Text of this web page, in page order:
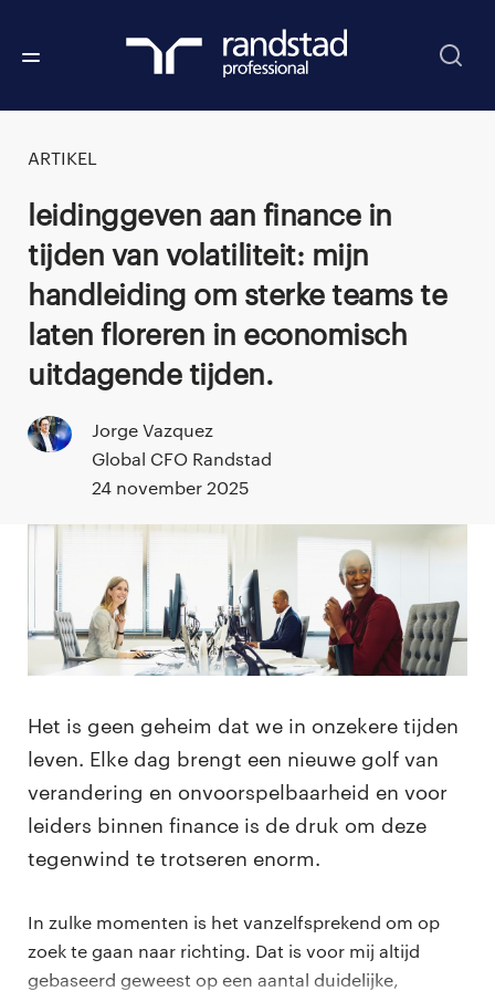
ARTIKEL
Leidinggeven aan finance in
tijden van volatiliteit: mijn
handleiding om sterke teams te
laten floreren in economisch
uitdagende tijden.
Jorge Vazquez
Global CFO Randstad
24 november 2025
Het is geen geheim dat we in onzekere tijden
leven. Elke dag brengt een nieuwe golf van
verandering en onvoorspelbaarheid en voor
leiders binnen finance is de druk om deze
tegenwind te trotseren enorm.
In zulke momenten is het vanzelfsprekend om op
zoek te gaan naar richting. Dat is voor mij altijd
gebaseerd geweest op een aantal duidelijke,